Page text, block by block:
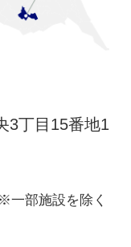
3丁目15番地1
一部施設を除く